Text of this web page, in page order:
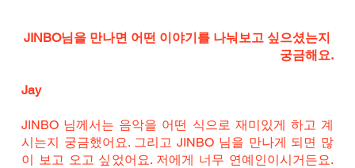
JINBO님을 만나면 어떤 이야기를 나눠보고 싶으셨는지
궁금해요.
Jay
JINBO 님께서는 음악을 어떤 식으로 재미있게 하고 계
시는지 궁금했어요. 그리고 JINBO 님을 만나게 되면 많
이 보고 오고 싶었어요. 저에게 너무 연예인이시거든요.